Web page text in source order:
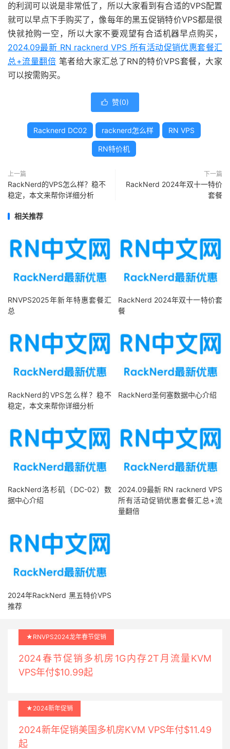
的利润可以说是非常低了，所以大家看到有合适的VPS配置
就可以早点下手购买了，像每年的黑五促销特价VPS都是很
快就抢购一空，所以大家不要观望有合适机器早点购买，
2024.09最新 RN racknerd VPS 所有活动促销优惠套餐汇
总+流量翻倍 笔者给大家汇总了RN的特价VPS套餐，大家
可以按需购买。
 赞(0)
Racknerd DC02 racknerd怎么样 RN VPS
RN特价机
上一篇
RackNerd的VPS怎么样？稳不
稳定，本文来帮你详细分析
下一篇
RackNerd 2024年双十一特价
套餐
相关推荐
RNVPS2025年新年特惠套餐汇
总
RackNerd 2024年双十一特价套
餐
RackNerd的VPS怎么样？稳不
稳定，本文来帮你详细分析
RackNerd圣何塞数据中心介绍
RackNerd洛杉矶（DC-02）数
据中心介绍
2024.09最新 RN racknerd VPS
所有活动促销优惠套餐汇总+流
量翻倍
2024年RackNerd 黑五特价VPS
推荐
★RNVPS2024龙年春节促销
2024春节促销多机房1G内存2T月流量KVM
VPS年付$10.99起
★2024新年促销
2024新年促销美国多机房KVM VPS年付$11.49
起